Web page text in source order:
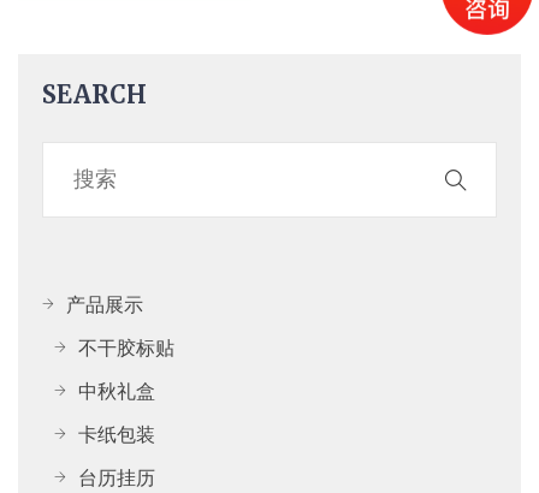
SEARCH
产品展示
不干胶标贴
中秋礼盒
卡纸包装
台历挂历